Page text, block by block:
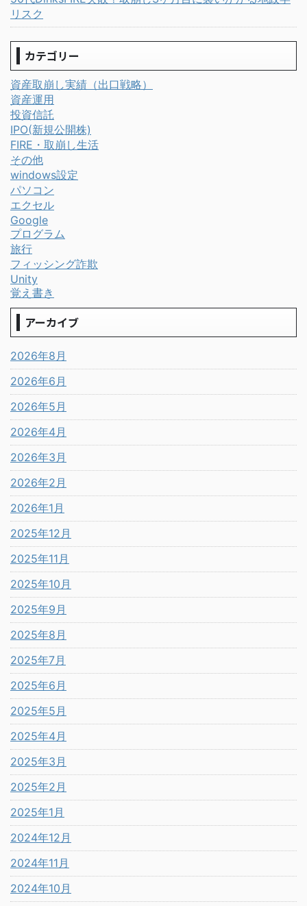
リスク
カテゴリー
資産取崩し実績（出口戦略）
資産運用
投資信託
IPO(新規公開株)
FIRE・取崩し生活
その他
windows設定
パソコン
エクセル
Google
プログラム
旅行
フィッシング詐欺
Unity
覚え書き
アーカイブ
2026年8月
2026年6月
2026年5月
2026年4月
2026年3月
2026年2月
2026年1月
2025年12月
2025年11月
2025年10月
2025年9月
2025年8月
2025年7月
2025年6月
2025年5月
2025年4月
2025年3月
2025年2月
2025年1月
2024年12月
2024年11月
2024年10月